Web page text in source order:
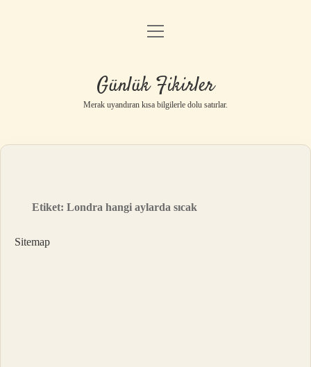
Anasayfa
Yasal Uyarı
menüyü
Günlük Fikirler
Merak uyandıran kısa bilgilerle dolu satırlar.
Etiket:Londra hangi aylarda sıcak
Sitemap